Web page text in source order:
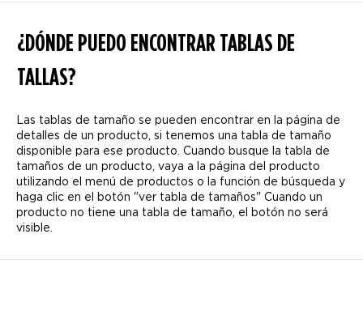
¿DÓNDE PUEDO ENCONTRAR TABLAS DE
TALLAS?
Las tablas de tamaño se pueden encontrar en la página de
detalles de un producto, si tenemos una tabla de tamaño
disponible para ese producto. Cuando busque la tabla de
tamaños de un producto, vaya a la página del producto
utilizando el menú de productos o la función de búsqueda y
haga clic en el botón "ver tabla de tamaños" Cuando un
producto no tiene una tabla de tamaño, el botón no será
visible.